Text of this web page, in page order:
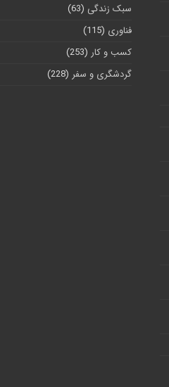
سبک زندگی (63)
فناوری (115)
کسب و کار (253)
گردشگری و سفر (228)